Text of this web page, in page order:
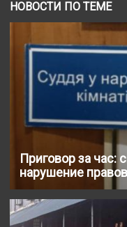
НОВОСТИ ПО ТЕМЕ
Приговор за час:
нарушение